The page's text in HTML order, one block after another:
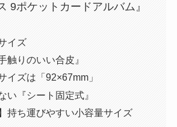
9ポケットカードアルバム』
イズ
触りのいい合皮』
イズは「92×67mm」
い『シート固定式』
持ち運びやすい小容量サイズ